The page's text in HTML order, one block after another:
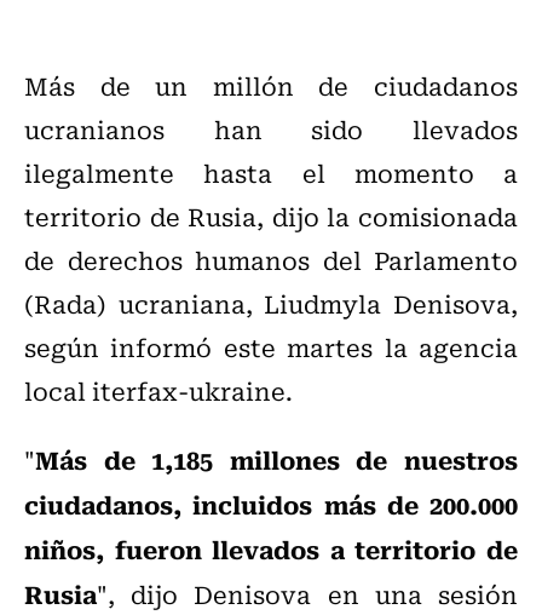
Más de un millón de ciudadanos
ucranianos han sido llevados
ilegalmente hasta el momento a
territorio de Rusia, dijo la comisionada
de derechos humanos del Parlamento
(Rada) ucraniana, Liudmyla Denisova,
según informó este martes la agencia
local iterfax-ukraine.
"Más de 1,185 millones de nuestros
ciudadanos, incluidos más de 200.000
niños, fueron llevados a territorio de
Rusia", dijo Denisova en una sesión